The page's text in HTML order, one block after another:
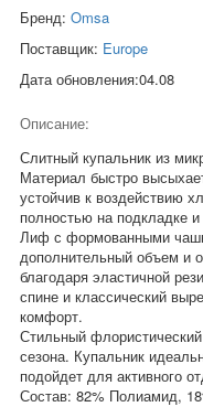
Бренд: Omsa
Поставщик: Europe
Дата обновления:04.08
Описание:
Слитный купальник из
Материал быстро
устойчив к воздействию
полностью на подкладке
Лиф с формованными
дополнительный объем и
благодаря эластичной
спине и классический
комфорт.
Стильный
сезона. Купальник
подойдет для активного
Состав: 82% Полиамид,